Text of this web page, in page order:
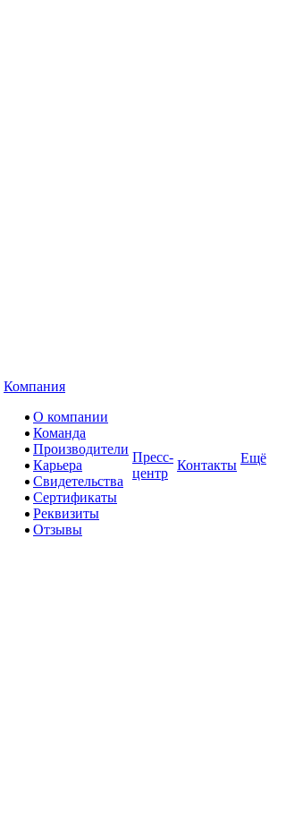
Компания
О компании
Команда
Производители
Карьера
Свидетельства
Сертификаты
Реквизиты
Отзывы
Пресс-
центр
Контакты Ещё